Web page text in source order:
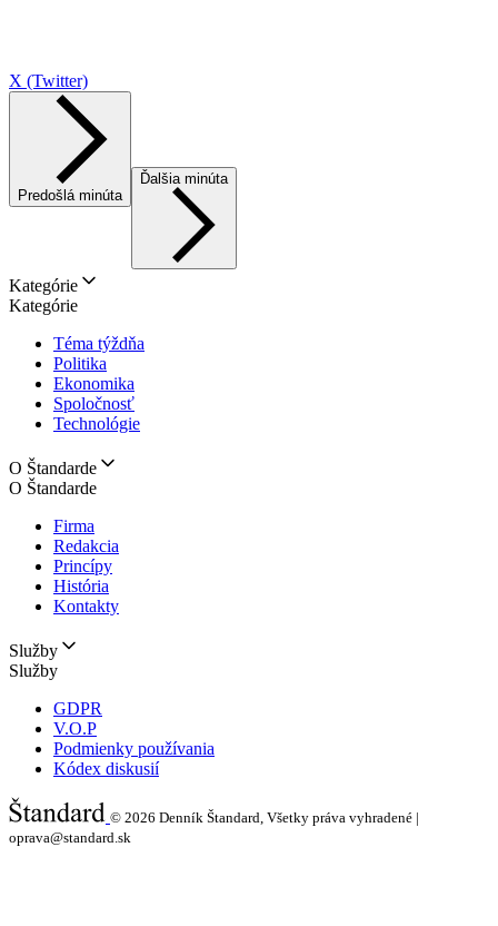
X (Twitter)
Predošlá minúta
Ďalšia minúta
Kategórie
Kategórie
Téma týždňa
Politika
Ekonomika
Spoločnosť
Technológie
O Štandarde
O Štandarde
Firma
Redakcia
Princípy
História
Kontakty
Služby
Služby
GDPR
V.O.P
Podmienky používania
Kódex diskusií
© 2026 Denník Štandard, Všetky práva vyhradené |
oprava@standard.sk